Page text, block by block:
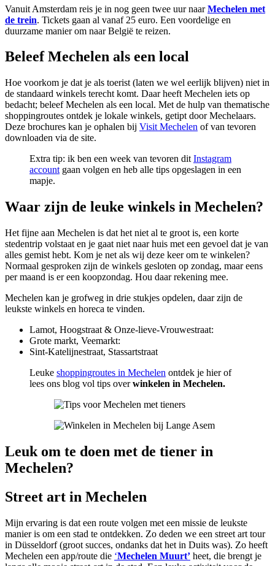
Vanuit Amsterdam reis je in nog geen twee uur naarMechelen met
de trein. Tickets gaan al vanaf 25 euro. Een voordelige en
duurzame manier om naar België te reizen.
Beleef Mechelen als een local
Hoe voorkom je dat je als toerist (laten we wel eerlijk blijven) niet in
de standaard winkels terecht komt. Daar heeft Mechelen iets op
bedacht; beleef Mechelen als een local. Met de hulp van thematische
shoppingroutes ontdek je lokale winkels, getipt door Mechelaars.
Deze brochures kan je ophalen bij Visit Mechelen of van tevoren
downloaden via de site.
Extra tip: ik ben een week van tevoren dit Instagram
account gaan volgen en heb alle tips opgeslagen in een
mapje.
Waar zijn de leuke winkels in Mechelen?
Het fijne aan Mechelen is dat het niet al te groot is, een korte
stedentrip volstaat en je gaat niet naar huis met een gevoel dat je van
alles gemist hebt. Kom je net als wij deze keer om te winkelen?
Normaal gesproken zijn de winkels gesloten op zondag, maar eens
per maand is er een koopzondag. Hou daar rekening mee.
Mechelen kan je grofweg in drie stukjes opdelen, daar zijn de
leukste winkels en horeca te vinden.
Lamot, Hoogstraat & Onze-lieve-Vrouwestraat:
Grote markt, Veemarkt:
Sint-Katelijnestraat, Stassartstraat
Leuke shoppingroutes in Mechelen ontdek je hier of
lees ons blog vol tips overwinkelen in Mechelen.
Leuk om te doen met de tiener in
Mechelen?
Street art in Mechelen
Mijn ervaring is dat een route volgen met een missie de leukste
manier is om een stad te ontdekken. Zo deden we een street art tour
in Düsseldorf (groot succes, ondanks dat het in Duits was). Zo heeft
Mechelen een app/route die ‘Mechelen Muurt’ heet, die brengt je